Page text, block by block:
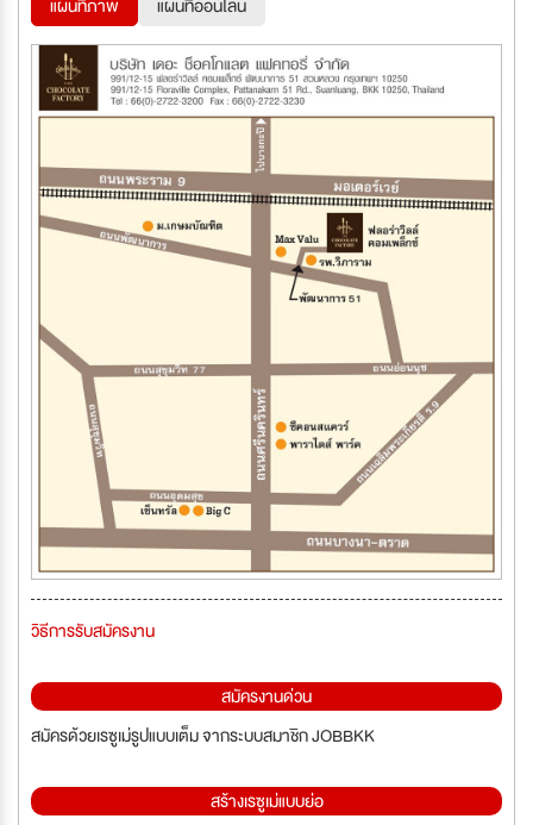
แผนที่ภาพ แผนที่ออนไลน์
วิธีการรับสมัครงาน
สมัครงานด่วน
สมัครด้วยเรซูเม่รูปแบบเต็ม จากระบบสมาชิก JOBBKK
สร้างเรซูเม่แบบย่อ